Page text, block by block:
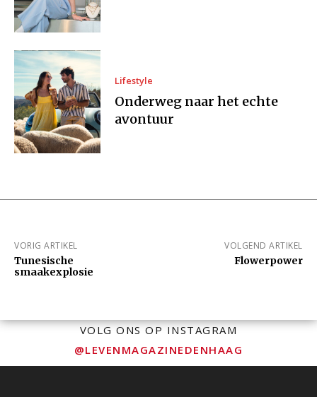
Lifestyle
Onderweg naar het echte
avontuur
VORIG ARTIKEL
Tunesische
smaakexplosie
VOLGEND ARTIKEL
Flowerpower
VOLG ONS OP INSTAGRAM
@LEVENMAGAZINEDENHAAG